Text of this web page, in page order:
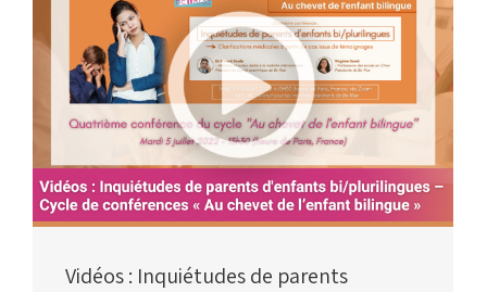
Vidéos : Inquiétudes de parents